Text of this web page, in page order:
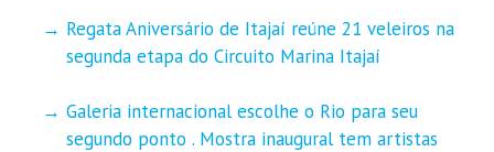
Regata Aniversário de Itajaí reúne 21 veleiros na
segunda etapa do Circuito Marina Itajaí
Galeria internacional escolhe o Rio para seu
segundo ponto . Mostra inaugural tem artistas